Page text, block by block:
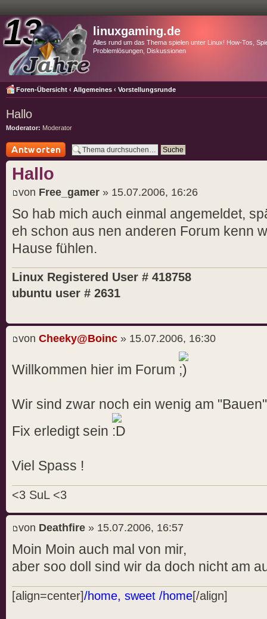
linuxgaming.de
Alles rund um das Thema spielen unter Linux! How-Tos,
Problemlösungen, Diskussionen
Foren-Übersicht ‹ Allgemeines ‹ Vorstellungsrunde
Hallo
Moderator: Moderator
Antwort schreiben
Hallo
von Free_gamer » 15.07.2006, 16:26
So hab mich auch einmal angemeldet,
eh schon aus nen anderen Forum kenn
Hause fühlen.
Linux Registered User # 418758
ubuntu user # 2631
von Cheeky@Boinc » 15.07.2006, 16:30
Willkommen hier im Forum
Wir sind zwar noch ein wenig am
Fix erledigt sein
Viel Spass !
<3 SuL <3
von Deathfire » 15.07.2006, 16:57
Moin Moin auch mal von mir,
aber soo doll sind wir da doch nicht am
[align=center]/home, sweet /home[/align]